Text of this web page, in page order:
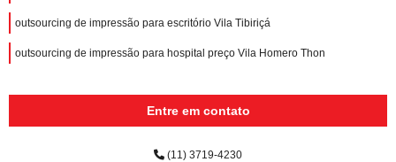
outsourcing de impressão para escritório Vila Tibiriçá
outsourcing de impressão para hospital preço Vila Homero Thon
Entre em contato
(11) 3719-4230